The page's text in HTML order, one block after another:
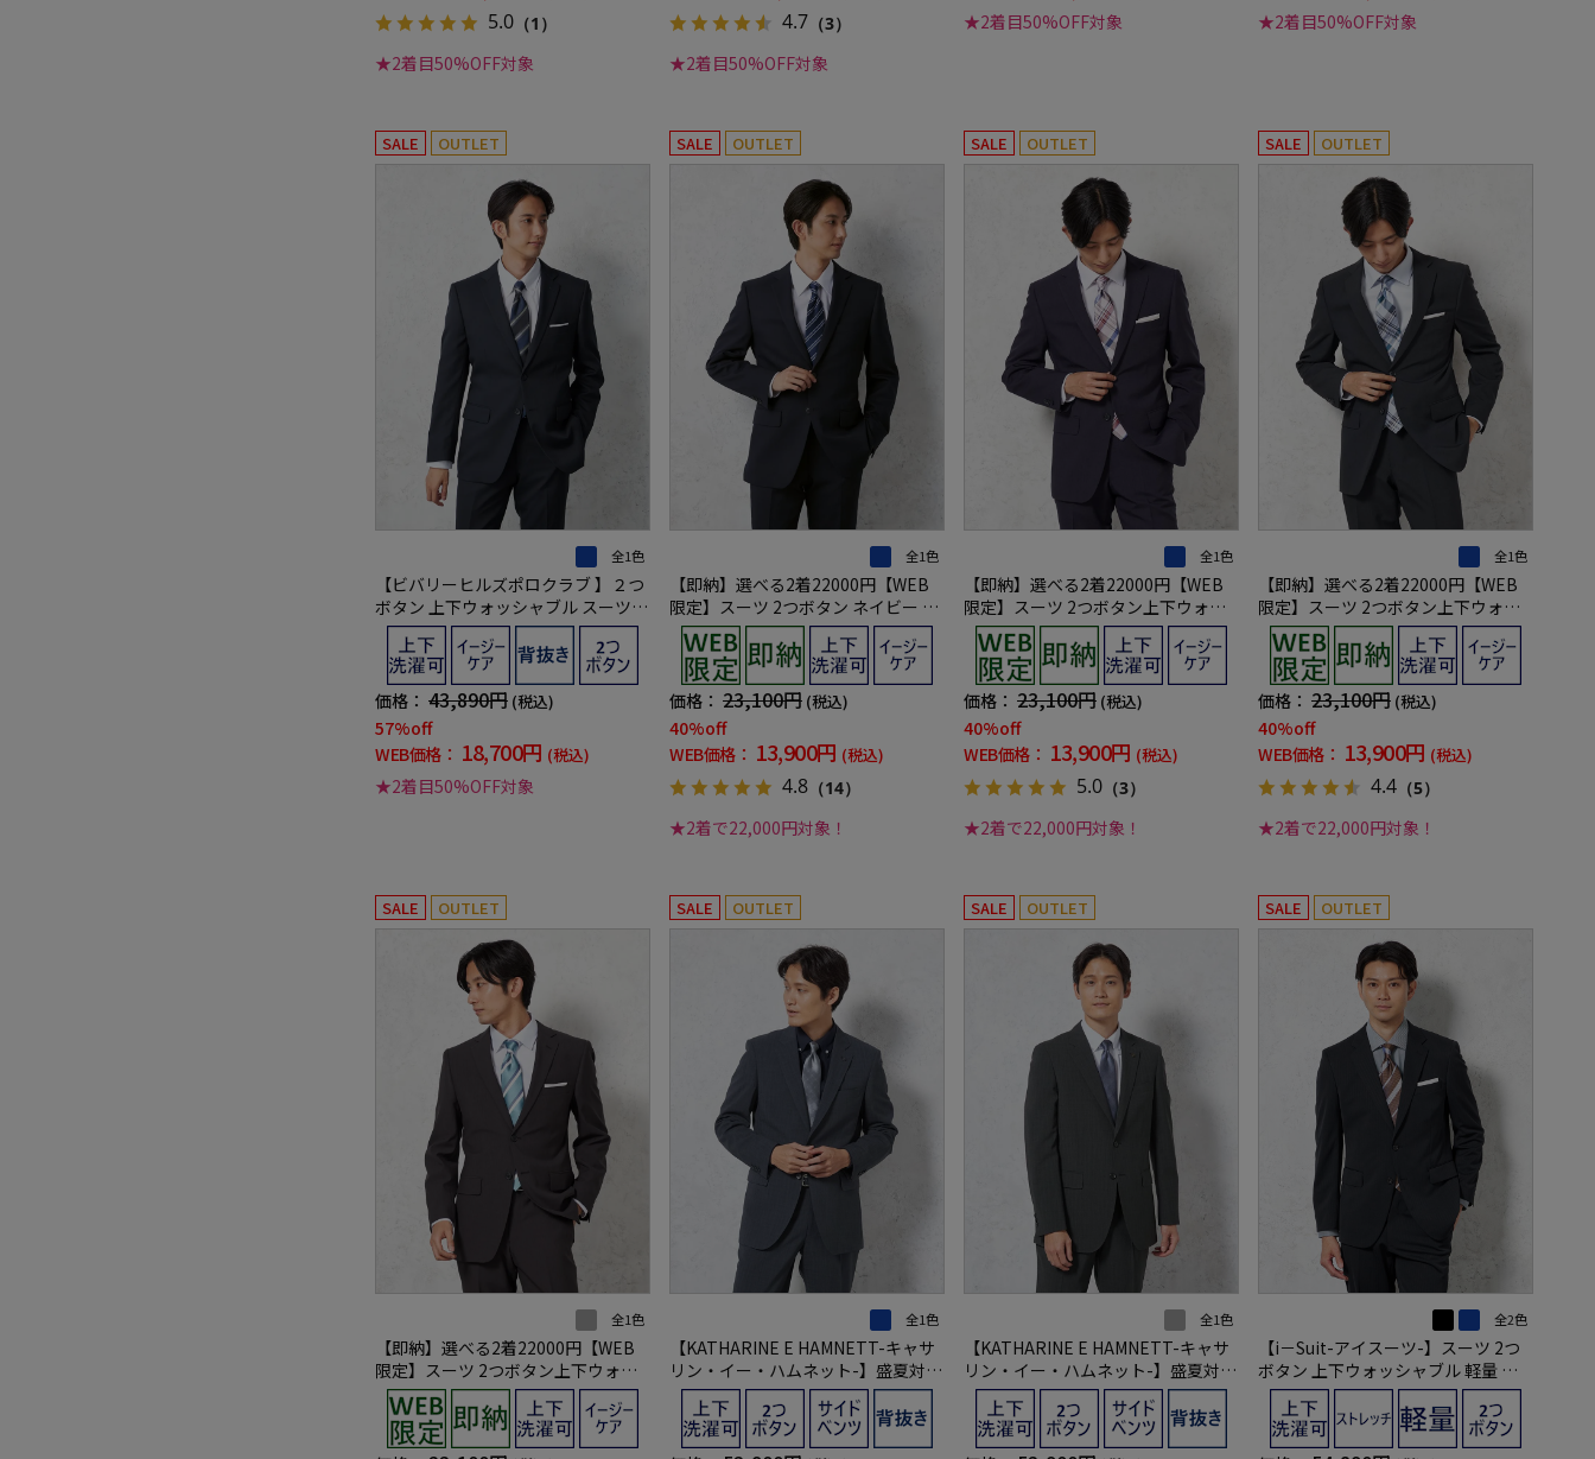
5.0 （1）
★2着目50%OFF対象
4.7 （3）
★2着目50%OFF対象
★2着目50%OFF対象 ★2着目50%OFF対象
SALE OUTLET
全1色
【ビバリーヒルズポロクラブ 】２つ
ボタン 上下ウォッシャブル スーツ
通年
価格： 43,890円 (税込)
57%off
WEB価格： 18,700円 (税込)
★2着目50%OFF対象
SALE OUTLET
全1色
【即納】選べる2着22000円【WEB
限定】スーツ 2つボタン ネイビー シ
ャドウストライプ 上下ウォッシャブ
ル 3シーズン対応
価格： 23,100円 (税込)
40%off
WEB価格： 13,900円 (税込)
4.8 （14）
★2着で22,000円対象！
SALE OUTLET
全1色
【即納】選べる2着22000円【WEB
限定】スーツ 2つボタン上下ウォッ
シャブル ネイビー チェック
価格： 23,100円 (税込)
40%off
WEB価格： 13,900円 (税込)
5.0 （3）
★2着で22,000円対象！
SALE OUTLET
全1色
【即納】選べる2着22000円【WEB
限定】スーツ 2つボタン上下ウォッ
シャブル ネイビー シャドウストライ
価格： 23,100円 (税込)
40%off
WEB価格： 13,900円 (税込)
4.4 （5）
★2着で22,000円対象！
SALE OUTLET
全1色
【即納】選べる2着22000円【WEB
限定】スーツ 2つボタン上下ウォッ
シャブル グレー ストライプ
SALE OUTLET
全1色
【KATHARINE E HAMNETT-キャサ
リン・イー・ハムネット-】盛夏対応
スーツ 2つボタン 上下ウォッシャブ
ル ネイビー チェック 春夏
SALE OUTLET
全1色
【KATHARINE E HAMNETT-キャサ
リン・イー・ハムネット-】盛夏対応
スーツ 2つボタン 上下ウォッシャブ
ル グレー チェック 春夏
SALE OUTLET
全2色
【i－Suit-アイスーツ-】スーツ 2つ
ボタン 上下ウォッシャブル 軽量 シ
ャドウストライプ リッケンバッカー
春夏